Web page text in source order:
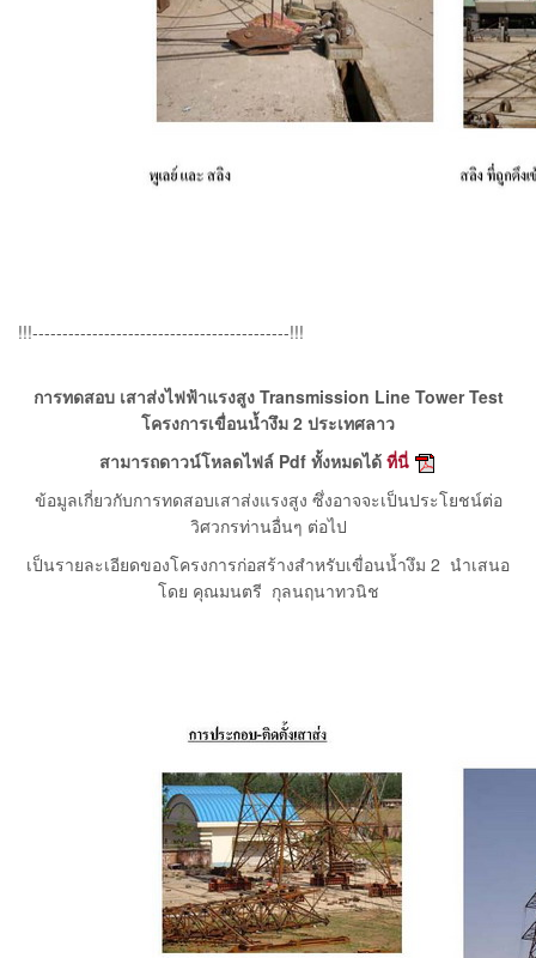
!!!-------------------------------------------!!!
การทดสอบ เสาส่งไฟฟ้าแรงสูง Transmission Line Tower Test
โครงการเขื่อนน้ำงึม 2 ประเทศลาว
สามารถดาวน์โหลดไฟล์ Pdf ทั้งหมดได้ ที่นี่
ข้อมูลเกี่ยวกับการทดสอบเสาส่งแรงสูง ซึ่งอาจจะเป็นประโยชน์ต่อ
วิศวกรท่านอื่นๆ ต่อไป
เป็นรายละเอียดของโครงการก่อสร้างสำหรับเขื่อนน้ำงึม 2 นำเสนอ
โดย คุณมนตรี กุลนฤนาทวนิช